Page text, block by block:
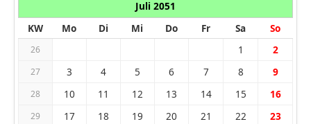
Juli 2051
KW
Mo Di Mi Do Fr Sa So
26 1 2
27 3 4 5 6 7 8 9
28 10 11 12 13 14 15 16
29 17 18 19 20 21 22 23